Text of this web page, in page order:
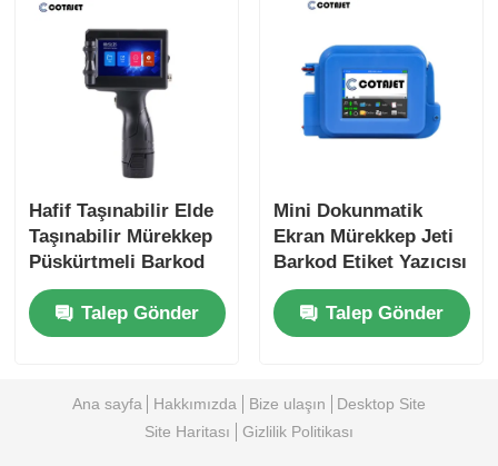
Hafif Taşınabilir Elde
Taşınabilir Mürekkep
Püskürtmeli Barkod
Yazıcı Mobil
Mürekkep
Püskürtmeli Yazıcı
Talep Gönder
Mini Dokunmatik
Ekran Mürekkep Jeti
Barkod Etiket Yazıcısı
Elde Kullanılabilir
İptal Tarihi Yazdırma
Makinesi Mini
Yazıcısı
Talep Gönder
Ana sayfa Hakkımızda Bize ulaşın
Desktop Site
Site Haritası
Gizlilik Politikası